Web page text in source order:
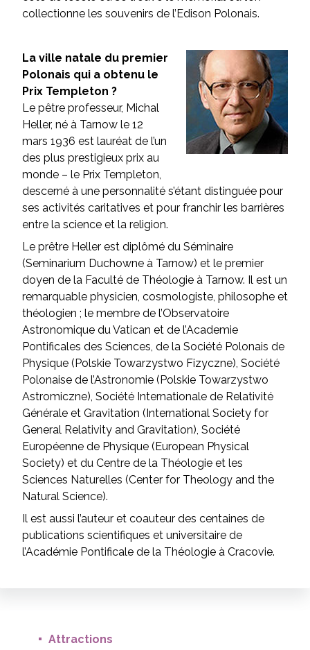
collectionne les souvenirs de l’Edison Polonais.
La ville natale du premier
Polonais qui a obtenu le
Prix Templeton ?
Le pêtre professeur, Michal
Heller, né à Tarnow le 12
mars 1936 est lauréat de l’un
des plus prestigieux prix au
monde – le Prix Templeton,
descerné à une personnalité s’étant distinguée pour
ses activités caritatives et pour franchir les barrières
entre la science et la religion.
Le prêtre Heller est diplômé du Séminaire
(Seminarium Duchowne à Tarnow) et le premier
doyen de la Faculté de Théologie à Tarnow. Il est un
remarquable physicien, cosmologiste, philosophe et
théologien ; le membre de l’Observatoire
Astronomique du Vatican et de l’Academie
Pontificales des Sciences, de la Société Polonais de
Physique (Polskie Towarzystwo Fizyczne), Société
Polonaise de l’Astronomie (Polskie Towarzystwo
Astromiczne), Société Internationale de Relativité
Générale et Gravitation (International Society for
General Relativity and Gravitation), Société
Européenne de Physique (European Physical
Society) et du Centre de la Théologie et les
Sciences Naturelles (Center for Theology and the
Natural Science).
Il est aussi l’auteur et coauteur des centaines de
publications scientifiques et universitaire de
l’Académie Pontificale de la Théologie à Cracovie.
Attractions